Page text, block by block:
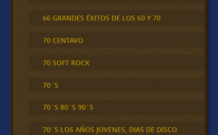
66 GRANDES ÉXITOS DE LOS 60 Y 70
70 CENTAVO
70 SOFT ROCK
70´S
70´S 80´S 90´S
70´S LOS AÑOS JOVENES, DIAS DE DISCO